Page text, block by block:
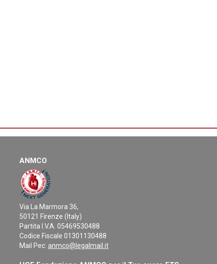
ANMCO
Via La Marmora 36,
50121 Firenze (Italy)
Partita I.V.A. 05469530488
Codice Fiscale 01301130488
Mail Pec: anmco@legalmail.it